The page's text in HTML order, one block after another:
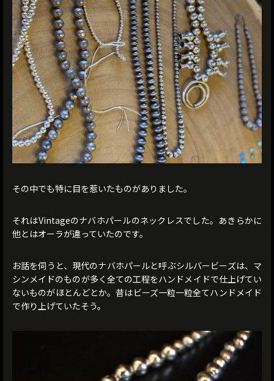
その中でも特に目を惹いたものがありました。
それはVintageのナバホパールのネックレスでした。あきらかに
他とはオーラが違っていたのです。
お話を伺うと、現代のナバホパールと呼ぶシルバービーズは、マ
シンメイドのものが多く全ての工程をハンドメイドで仕上げてい
ないものがほとんどとか。昔はビーズ一粒一粒全てハンドメイド
で作り上げていたそう。